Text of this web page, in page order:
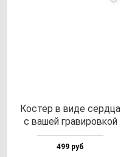
Кос­тер в ви­де сер­дца
с ва­шей гра­ви­ров­кой
499 руб